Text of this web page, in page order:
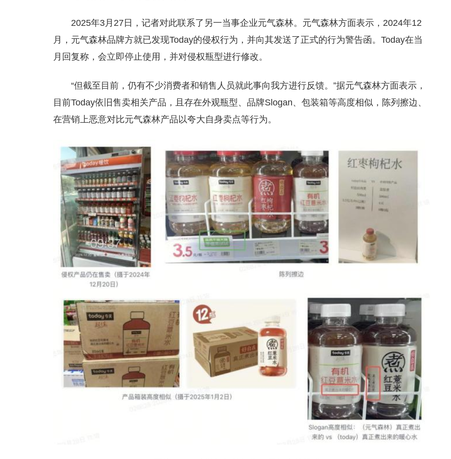
2025年3月27日，记者对此联系了另一当事企业元气森林。元气森林方面表示，2024年12
月，元气森林品牌方就已发现Today的侵权行为，并向其发送了正式的行为警告函。Today在当
月回复称，会立即停止使用，并对侵权瓶型进行修改。
“但截至目前，仍有不少消费者和销售人员就此事向我方进行反馈。”据元气森林方面表示，
目前Today依旧售卖相关产品，且存在外观瓶型、品牌Slogan、包装箱等高度相似，陈列擦边、
在营销上恶意对比元气森林产品以夸大自身卖点等行为。